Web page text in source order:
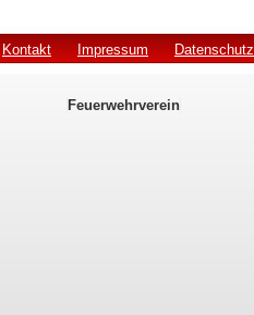
Kontakt Impressum Datenschutz
Feuerwehrverein